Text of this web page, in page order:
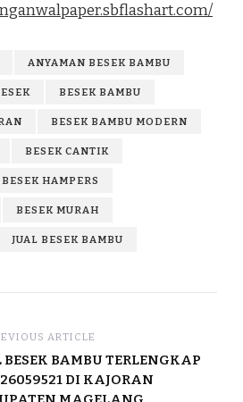
ANYAMAN BESEK BAMBU
BESEK BAMBU
BESEK BAMBU MODERN
BESEK CANTIK
BESEK HAMPERS
BESEK MURAH
JUAL BESEK BAMBU
ARTICLE
BESEK BAMBU TERLENGKAP
DI KAJORAN